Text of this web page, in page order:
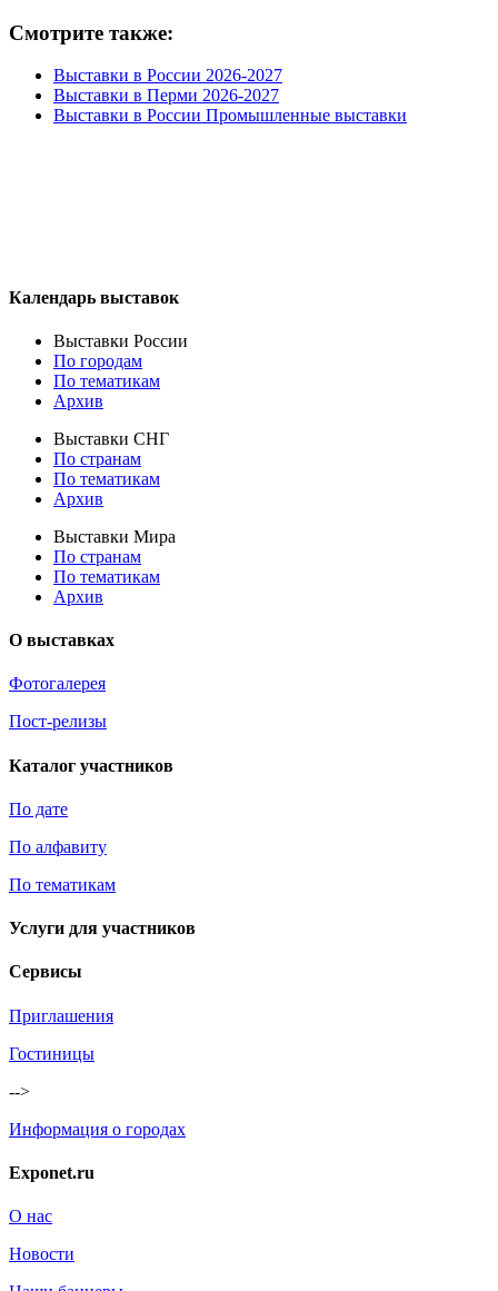
Смотрите также:
Выставки в России 2026-2027
Выставки в Перми 2026-2027
Выставки в России Промышленные выставки
Календарь выставок
Выставки России
По городам
По тематикам
Архив
Выставки СНГ
По странам
По тематикам
Архив
Выставки Мира
По странам
По тематикам
Архив
О выставках
Фотогалерея
Пост-релизы
Каталог участников
По дате
По алфавиту
По тематикам
Услуги для участников
Сервисы
Приглашения
Гостиницы
-->
Информация о городах
Exponet.ru
О нас
Новости